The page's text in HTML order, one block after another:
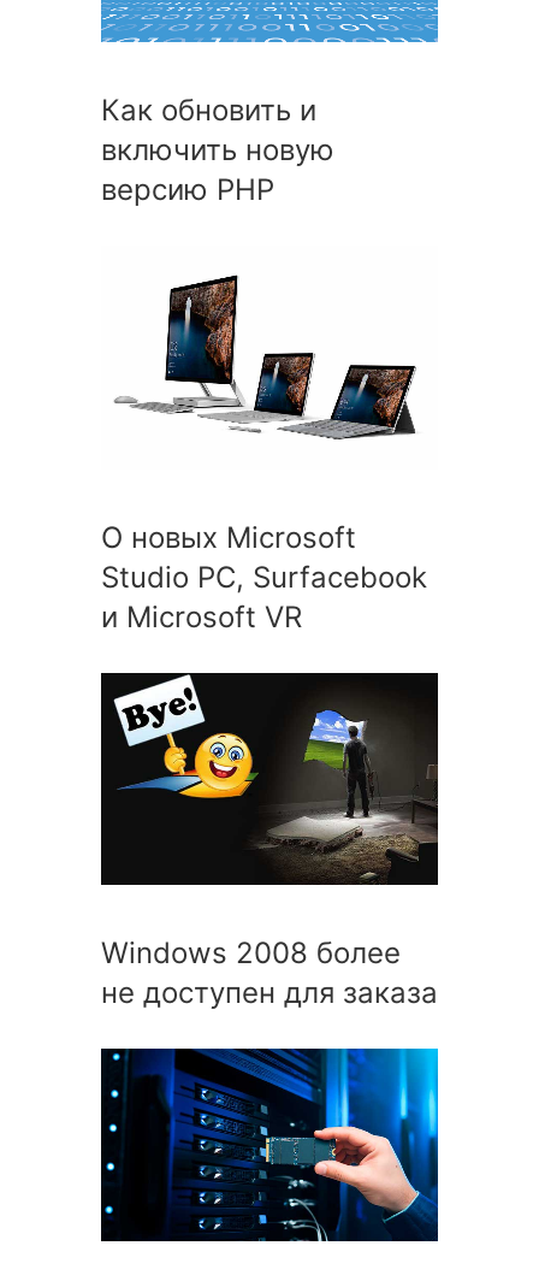
Как обновить и
включить новую
версию PHP
О новых Microsoft
Studio PC, Surfacebook
и Microsoft VR
Windows 2008 более
не доступен для заказа